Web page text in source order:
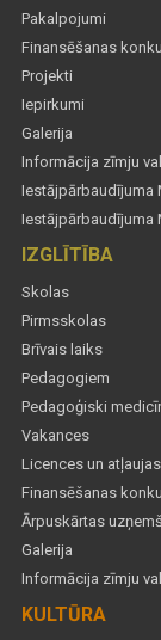
Pakalpojumi
Finansēšanas
Projekti
Iepirkumi
Galerija
Informācija zīmju
Iestājpārbaudījuma
Iestājpārbaudījuma
IZGLĪTĪBA
Skolas
Pirmsskolas
Brīvais laiks
Pedagogiem
Pedagoģiski
Vakances
Licences un atļaujas
Finansēšanas
Ārpuskārtas
Galerija
Informācija zīmju
KULTŪRA